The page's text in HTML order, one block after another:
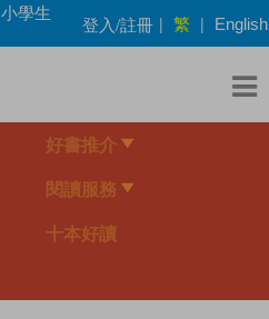
小學生
登入/註冊 | 繁 | English
好書推介
閱讀服務
十本好讀